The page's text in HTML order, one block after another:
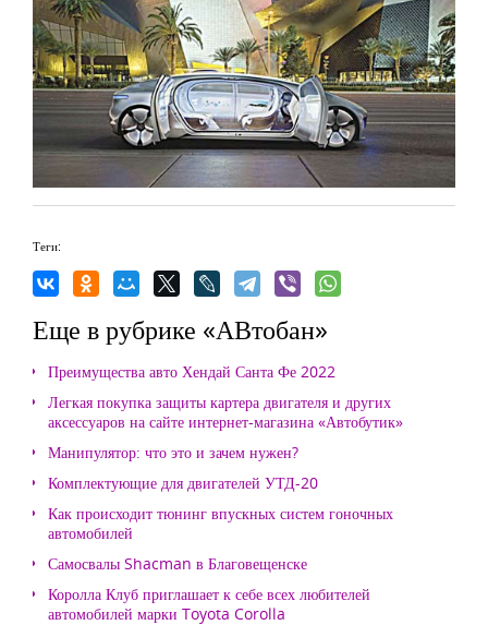
Теги:
Еще в рубрике «АВтобан»
Преимущества авто Хендай Санта Фе 2022
Легкая покупка защиты картера двигателя и других
аксессуаров на сайте интернет-магазина «Автобутик»
Манипулятор: что это и зачем нужен?
Комплектующие для двигателей УТД-20
Как происходит тюнинг впускных систем гоночных
автомобилей
Самосвалы Shacman в Благовещенске
Королла Клуб приглашает к себе всех любителей
автомобилей марки Toyota Corolla